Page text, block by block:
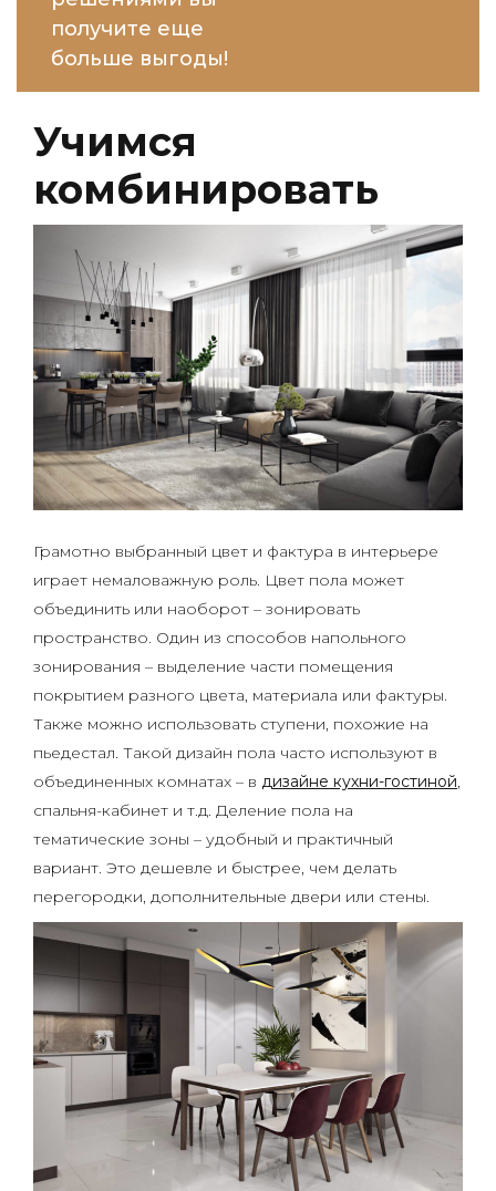
получите еще
больше выгоды!
Учимся
комбинировать
Грамотно выбранный цвет и фактура в интерьере
играет немаловажную роль. Цвет пола может
объединить или наоборот – зонировать
пространство. Один из способов напольного
зонирования – выделение части помещения
покрытием разного цвета, материала или фактуры.
Также можно использовать ступени, похожие на
пьедестал. Такой дизайн пола часто используют в
объединенных комнатах – в дизайне кухни-гостиной,
спальня-кабинет и т.д. Деление пола на
тематические зоны – удобный и практичный
вариант. Это дешевле и быстрее, чем делать
перегородки, дополнительные двери или стены.